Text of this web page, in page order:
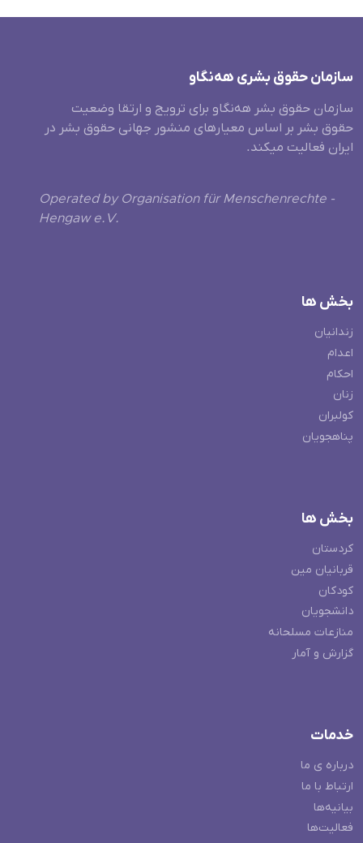
سازمان حقوق بشری هەنگاو
سازمان حقوق بشر هه‌نگاو برای ترویج و ارتقا وضعیت
حقوق بشر بر اساس معیارهای منشور جهانی حقوق بشر در
ایران فعالیت میکند.
Operated by Organisation für Menschenrechte -
Hengaw e.V.
بخش ها
زندانیان
اعدام
احکام
زنان
کولبران
پناهجویان
بخش ها
کردستان
قربانیان مین
کودکان
دانشجویان
منازعات مسلحانه
گزارش و آمار
خدمات
درباره ی ما
ارتباط با ما
بیانیه‌ها
فعالیت‌ها